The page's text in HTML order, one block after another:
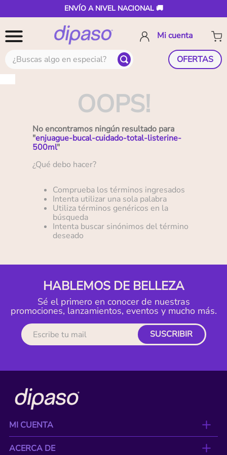
ENVÍO A NIVEL NACIONAL 🚚
¿Buscas algo en especial? OFERTAS
OOPS!
No encontramos ningún resultado para
"enjuague-bucal-cuidado-total-listerine-
500ml"
¿Qué debo hacer?
Comprueba los términos ingresados
Intenta utilizar una sola palabra
Utiliza términos genéricos en la
búsqueda
Intenta buscar sinónimos del término
deseado
HABLEMOS DE BELLEZA
Sé el primero en conocer de nuestras
promociones, lanzamientos, eventos y mucho más.
SUSCRIBIR
MI CUENTA
ACERCA DE